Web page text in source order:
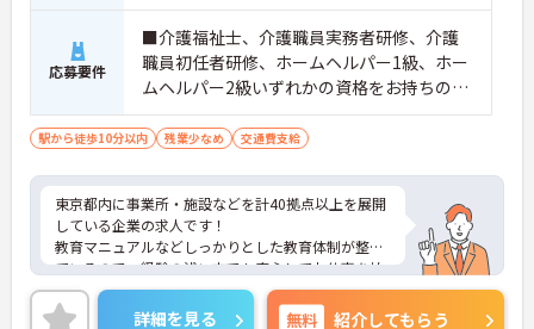
応募要件
■介護福祉士、介護職員実務者研修、介護
職員初任者研修、ホームヘルパー1級、ホー
ムヘルパー2級いずれかの資格をお持ちの方
※未経験者応相談
駅から徒歩10分以内 残業少なめ 交通費支給
東京都内に事業所・施設などを計40拠点以上を展開
している企業の求人です！
教育マニュアルなどしっかりとした教育体制が整っ
ているので、経験の浅い方でも安心してお仕事を始
めることができます。
ご興味ある方には、面接のポイントなど、さらに詳
詳細を見る 無料 紹介してもらう